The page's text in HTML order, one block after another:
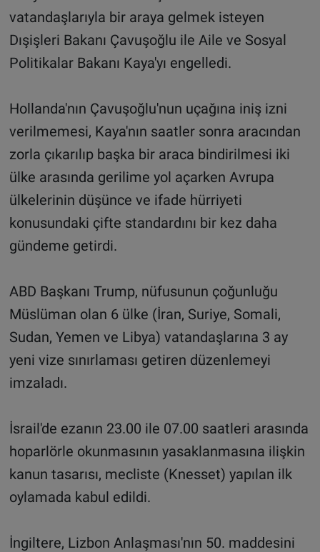
vatandaşlarıyla bir araya gelmek isteyen
Dışişleri Bakanı Çavuşoğlu ile Aile ve Sosyal
Politikalar Bakanı Kaya'yı engelledi.
Hollanda'nın Çavuşoğlu'nun uçağına iniş izni
verilmemesi, Kaya'nın saatler sonra aracından
zorla çıkarılıp başka bir araca bindirilmesi iki
ülke arasında gerilime yol açarken Avrupa
ülkelerinin düşünce ve ifade hürriyeti
konusundaki çifte standardını bir kez daha
gündeme getirdi.
ABD Başkanı Trump, nüfusunun çoğunluğu
Müslüman olan 6 ülke (İran, Suriye, Somali,
Sudan, Yemen ve Libya) vatandaşlarına 3 ay
yeni vize sınırlaması getiren düzenlemeyi
imzaladı.
İsrail'de ezanın 23.00 ile 07.00 saatleri arasında
hoparlörle okunmasının yasaklanmasına ilişkin
kanun tasarısı, mecliste (Knesset) yapılan ilk
oylamada kabul edildi.
İngiltere, Lizbon Anlaşması'nın 50. maddesini